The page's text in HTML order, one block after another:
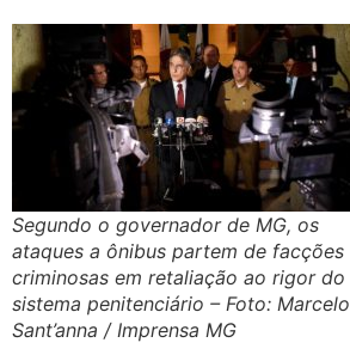
Segundo o governador de MG, os
ataques a ônibus partem de facções
criminosas em retaliação ao rigor do
sistema penitenciário – Foto: Marcelo
Sant’anna / Imprensa MG